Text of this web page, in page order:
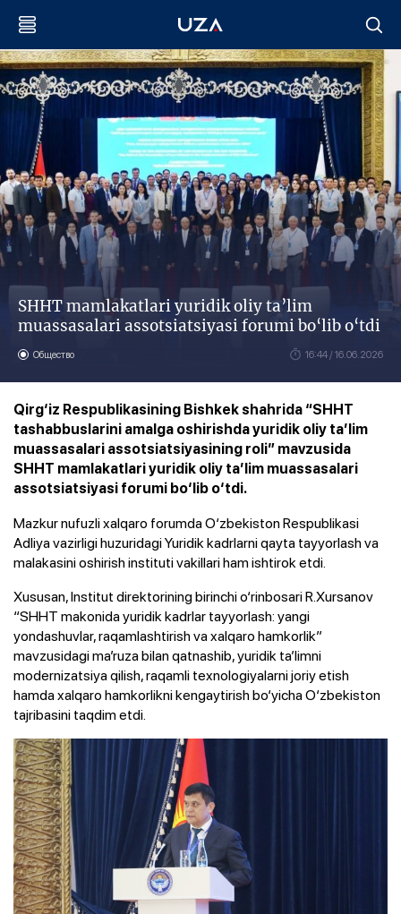
SHHT mamlakatlari yuridik oliy ta’lim
muassasalari assotsiatsiyasi forumi bo‘lib o‘tdi
Общество 16:44 / 16.06.2026
Qirg‘iz Respublikasining Bishkek shahrida “SHHT
tashabbuslarini amalga oshirishda yuridik oliy ta’lim
muassasalari assotsiatsiyasining roli” mavzusida
SHHT mamlakatlari yuridik oliy ta’lim muassasalari
assotsiatsiyasi forumi bo‘lib o‘tdi.
Mazkur nufuzli xalqaro forumda O‘zbekiston Respublikasi
Adliya vazirligi huzuridagi Yuridik kadrlarni qayta tayyorlash va
malakasini oshirish instituti vakillari ham ishtirok etdi.
Xususan, Institut direktorining birinchi o‘rinbosari R.Xursanov
“SHHT makonida yuridik kadrlar tayyorlash: yangi
yondashuvlar, raqamlashtirish va xalqaro hamkorlik”
mavzusidagi ma’ruza bilan qatnashib, yuridik ta’limni
modernizatsiya qilish, raqamli texnologiyalarni joriy etish
hamda xalqaro hamkorlikni kengaytirish bo‘yicha O‘zbekiston
tajribasini taqdim etdi.